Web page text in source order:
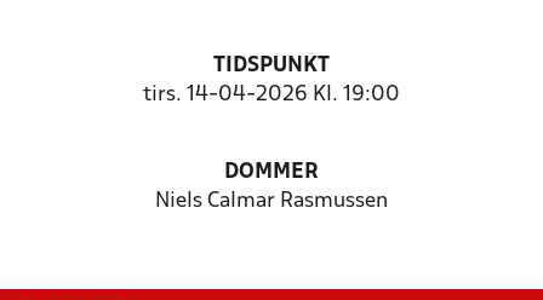
TIDSPUNKT
tirs. 14-04-2026 Kl. 19:00
DOMMER
Niels Calmar Rasmussen